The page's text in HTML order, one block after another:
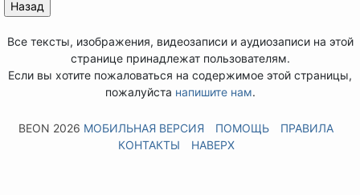
Все тексты, изображения, видеозаписи и аудиозаписи на этой
странице принадлежат пользователям.
Если вы хотите пожаловаться на содержимое этой страницы,
пожалуйста напишите нам.
BEON 2026 МОБИЛЬНАЯ ВЕРСИЯ ПОМОЩЬ
ПРАВИЛА
КОНТАКТЫ
НАВЕРХ